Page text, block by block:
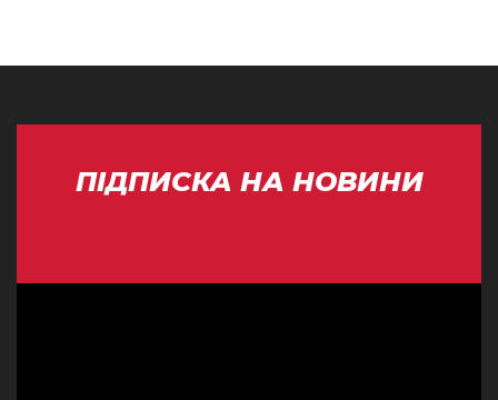
ПІДПИСКА НА НОВИНИ